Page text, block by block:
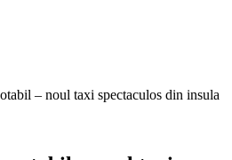
– noul taxi spectaculos din insula